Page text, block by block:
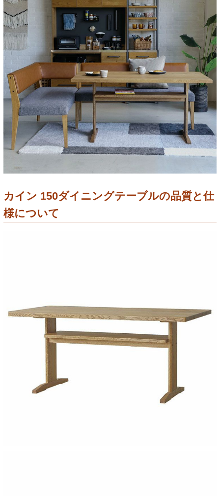
カイン 150ダイニングテーブルの品質と仕
様について